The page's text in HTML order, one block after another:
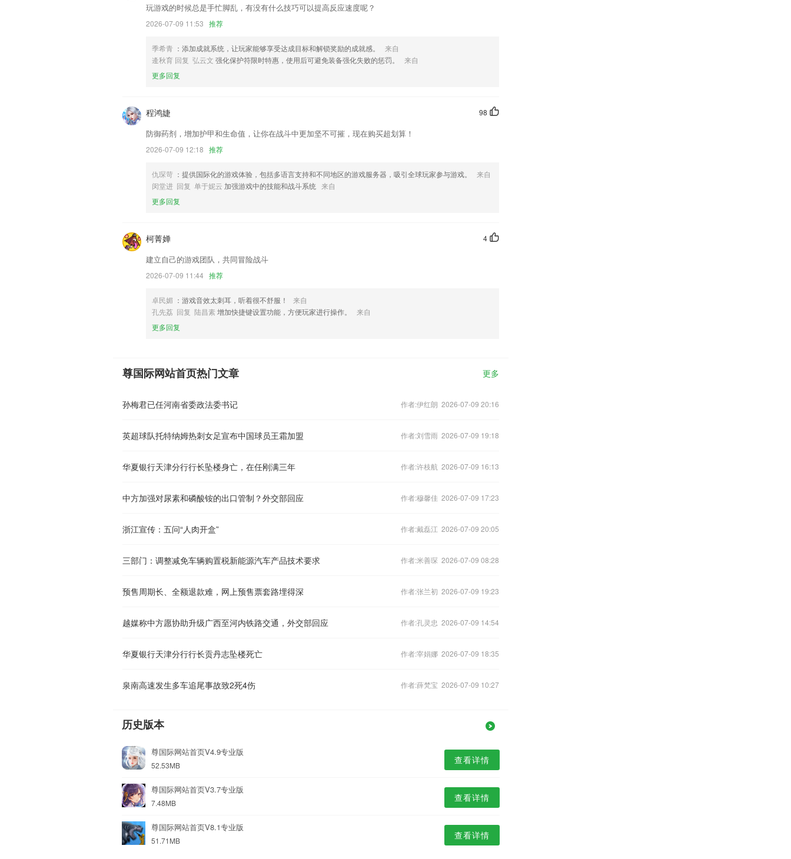
已注册的用户通过绑定税号后可在“办税”模块实现涉税事项办理发票代开发票验旧发票申领一键零申报办税进度
预约办税等业务办理；
增加自动翻页功能
银行卡添加开户支行，修复已知bug
以上就是尊国际网站首页的介绍，如果您喜欢这款软件，您可以到应用商店进行打分评论，说出您的使用经历，
以帮助我们更好的对产品进行优化修改。
玩游戏的时候总是手忙脚乱，有没有什么技巧可以提高反应速度呢？
2026-07-09 11:53 推荐
季希青 ：添加成就系统，让玩家能够享受达成目标和解锁奖励的成就感。
来自
逄秋育 回复 弘云文 强化保护符限时特惠，使用后可避免装备强化失败的惩罚。
来自
更多回复
98
程鸿婕
防御药剂，增加护甲和生命值，让你在战斗中更加坚不可摧，现在购买超划算！
2026-07-09 12:18 推荐
仇琛苛 ：提供国际化的游戏体验，包括多语言支持和不同地区的游戏服务器，吸引全球玩家参与游戏。
来自
闵堂进 回复 单于妮云 加强游戏中的技能和战斗系统 来自
更多回复
4
柯菁婵
建立自己的游戏团队，共同冒险战斗
2026-07-09 11:44 推荐
卓民媚 ：游戏音效太刺耳，听着很不舒服！
来自
孔先荔 回复 陆昌素增加快捷键设置功能，方便玩家进行操作。
来自
更多回复
尊国际网站首页热门文章 更多
孙梅君已任河南省委政法委书记 作者:伊红朗 2026-07-09 20:16
英超球队托特纳姆热刺女足宣布中国球员王霜加盟 作者:刘雪雨 2026-07-09 19:18
华夏银行天津分行行长坠楼身亡，在任刚满三年 作者:许枝航 2026-07-09 16:13
中方加强对尿素和磷酸铵的出口管制？外交部回应 作者:穆馨佳 2026-07-09 17:23
浙江宣传：五问“人肉开盒” 作者:戴磊江 2026-07-09 20:05
三部门：调整减免车辆购置税新能源汽车产品技术要求 作者:米善琛 2026-07-09 08:28
预售周期长、全额退款难，网上预售票套路埋得深 作者:张兰初 2026-07-09 19:23
越媒称中方愿协助升级广西至河内铁路交通，外交部回应 作者:孔灵忠 2026-07-09 14:54
华夏银行天津分行行长贡丹志坠楼死亡 作者:宰娟娜 2026-07-09 18:35
泉南高速发生多车追尾事故致2死4伤 作者:薛梵宝 2026-07-09 10:27
历史版本
尊国际网站首页V4.9专业版
52.53MB 查看详情
尊国际网站首页V3.7专业版
7.48MB 查看详情
尊国际网站首页V8.1专业版
51.71MB 查看详情